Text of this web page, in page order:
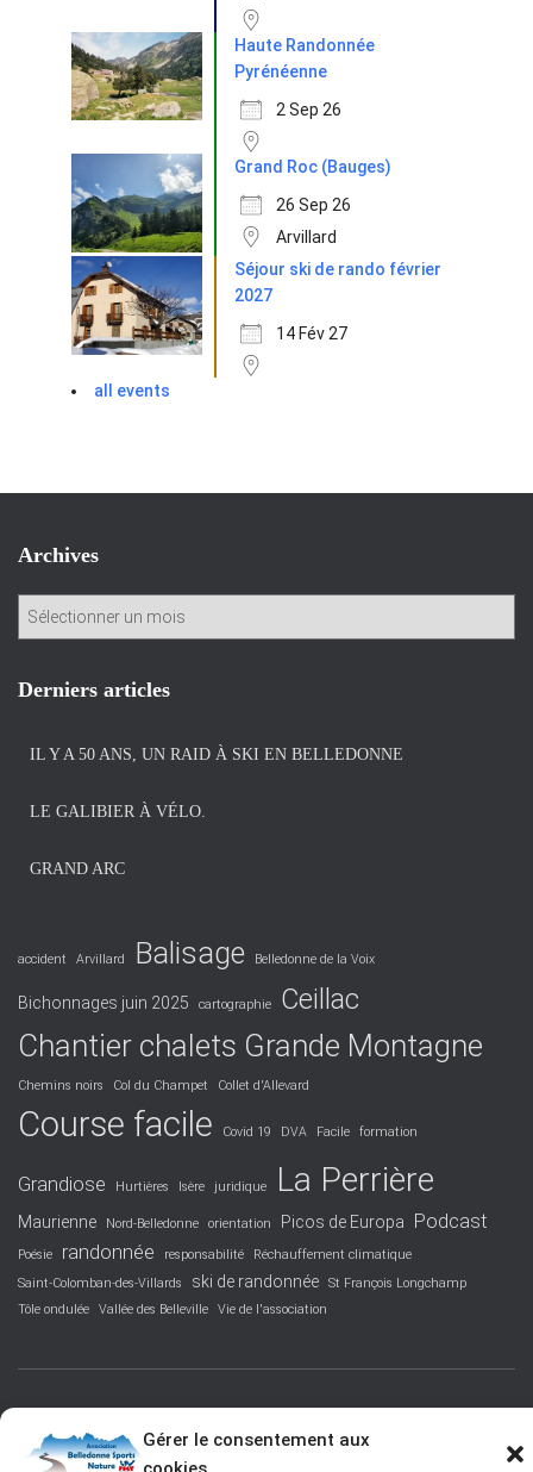
Gérer le consentement aux
Haute Randonnée
Pyrénéenne
2 Sep 26
Grand Roc (Bauges)
26 Sep 26
Arvillard
Séjour ski de rando février
2027
14 Fév 27
all events
Archives
h
Derniers articles
IL Y A 50 ANS, UN RAID À SKI EN BELLEDONNE
LE GALIBIER À VÉLO.
GRAND ARC
accident Arvillard Balisage Belledonne de la Voix
Bichonnages juin 2025 cartographie Ceillac
Chantier chalets Grande Montagne
Chemins noirs Col du Champet Collet d'Allevard
Course facile Covid 19 DVA Facile formation
Grandiose Hurtières Isère juridique La Perrière
Maurienne Nord-Belledonne orientation Picos de Europa Podcast
Poésie randonnée responsabilité
Réchauffement climatique
Saint-Colomban-des-Villards
ski de randonnée
St François Longchamp
Tôle ondulée
Vallée des Belleville Vie de l'association